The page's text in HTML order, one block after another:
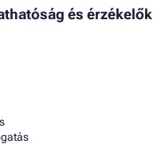
és érzékelők